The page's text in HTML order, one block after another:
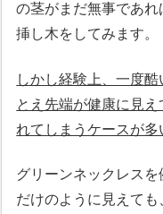
の茎がまだ無事であ
挿し木をしてみます。
しかし経験上、一度
とえ先端が健康に見
れてしまうケースが多
グリーンネックレス
だけのように見えて